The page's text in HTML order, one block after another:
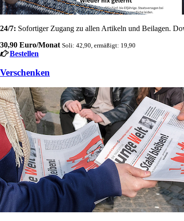
24/7: Sofortiger Zugang zu allen Artikeln und Beilagen.
30,90 Euro/Monat Soli: 42,90, ermäßigt: 19,90
Bestellen
Verschenken